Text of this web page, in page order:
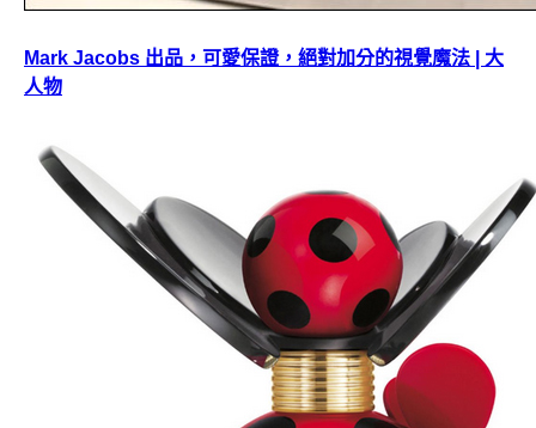
Mark Jacobs 出品，可愛保證，絕對加分的視覺魔法 | 大
人物